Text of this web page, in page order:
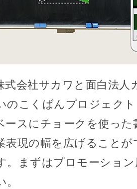
式会社サカワと面白法人
のこくばんプロジェク
ースにチョークを使っ
表現の幅を広げることが
。まずはプロモーショ